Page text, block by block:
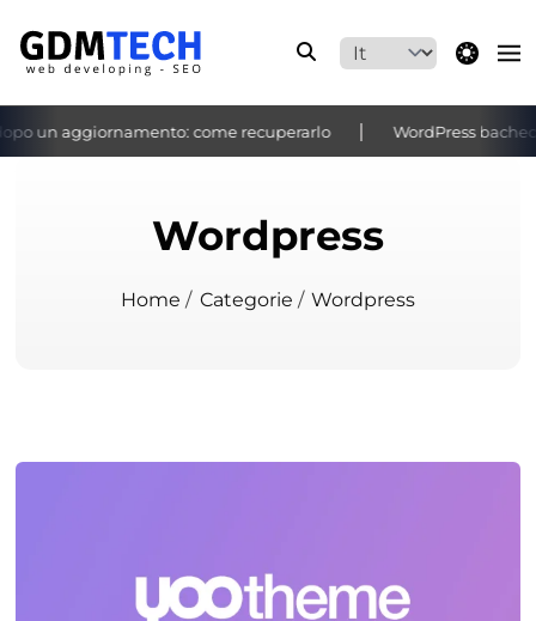
theme
un aggiornamento: come recuperarlo WordPress bacheca
‹ ›
Wordpress
Home/ Categorie / Wordpress